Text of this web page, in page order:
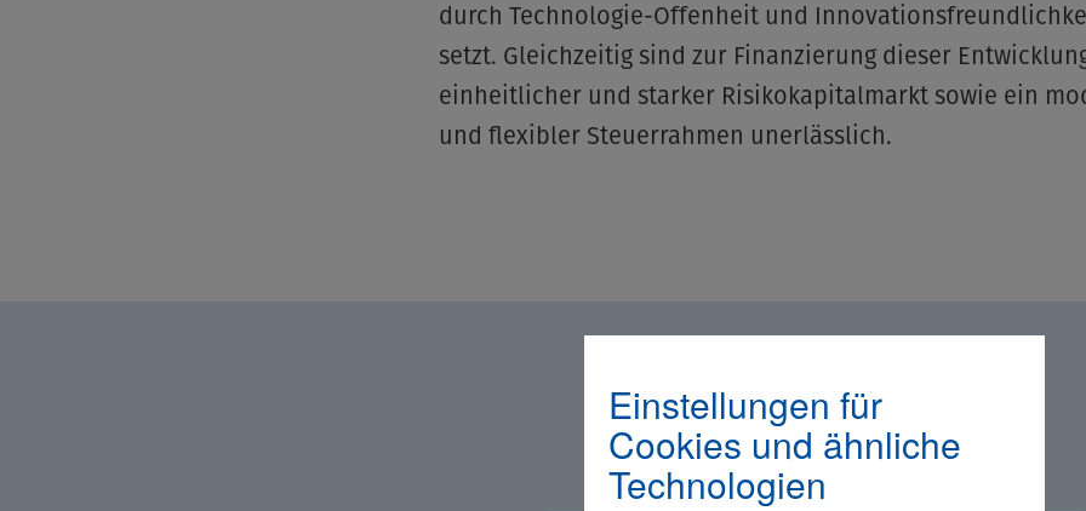
Einstellungen für
Cookies und ähnliche
Technologien
durch Technologie-Offenheit und
setzt. Gleichzeitig sind zur Finanzierung dieser
einheitlicher und starker Risikokapitalmarkt sowie ein
und flexibler Steuerrahmen unerlässlich.
Vorsitz